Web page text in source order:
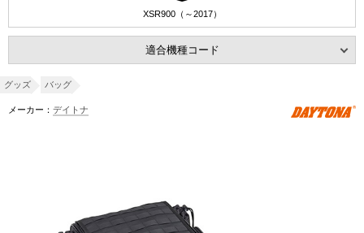
XSR900（～2017）
適合機種コード
グッズ バッグ
メーカー： デイトナ